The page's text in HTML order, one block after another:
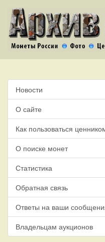
Новости
О сайте
Как пользоваться
О поиске монет
Статистика
Обратная связь
Ответы на ваши
Владельцам аукционов